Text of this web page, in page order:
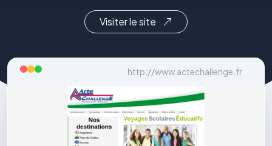
Visiter le site
http://www.actechallenge.fr